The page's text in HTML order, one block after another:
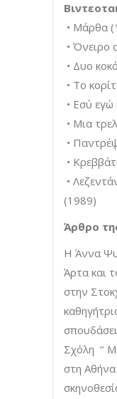
• Μάρθα
• Όνειρο
• Δυο
• Το
• Εσύ εγώ
• Μια
•
•
•
(1989)
Άρθρο
Η Άννα
Άρτα και
στην
Σχόλη ‘’
στη Αθήνα